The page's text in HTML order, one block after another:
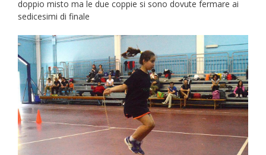
doppio misto ma le due coppie si sono dovute fermare ai
sedicesimi di finale